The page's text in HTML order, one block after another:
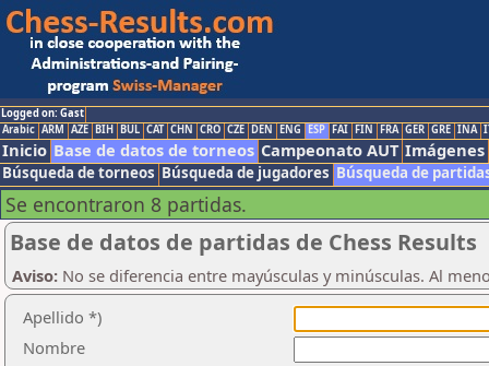
Logged on: Gast
Arabic ARM AZE BIH BUL CAT CHN CRO CZE DEN ENG ESP FAI FIN FRA GER GRE INA
Inicio Base de datos de torneos Campeonato AUT Imágenes
Búsqueda de torneos Búsqueda de jugadores Búsqueda de
Se encontraron 8 partidas.
Base de datos de partidas de Chess Results
Aviso: No se diferencia entre mayúsculas y minúsculas. Al
Apellido *)
Nombre